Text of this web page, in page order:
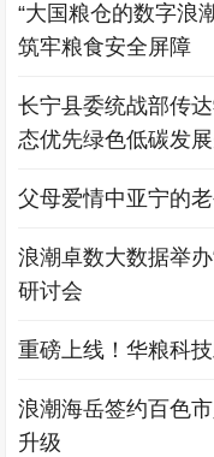
“大国粮仓的数字浪
筑牢粮食安全屏障
长宁县委统战部传
态优先绿色低碳发
父母爱情中亚宁的
浪潮卓数大数据举
研讨会
重磅上线！华粮科
浪潮海岳签约百色
升级